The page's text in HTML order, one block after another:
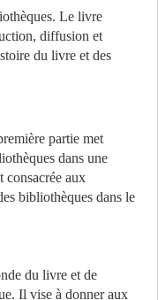
Le livre
diffusion et
du livre et des
partie met
dans une
consacrée aux
bibliothèques dans le
du livre et de
Il vise à donner aux